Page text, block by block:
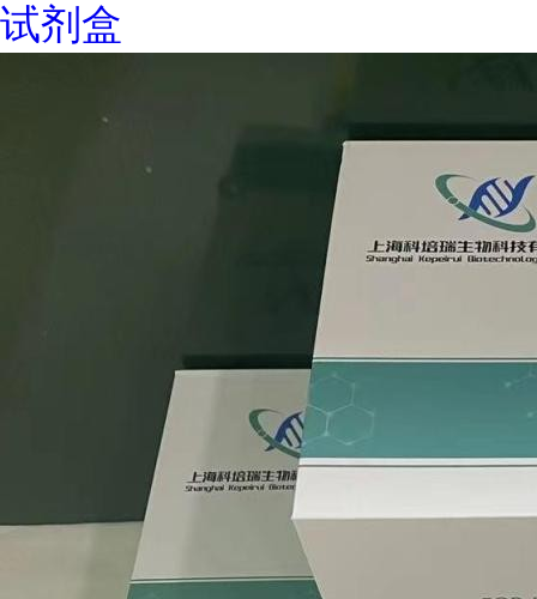
试剂盒